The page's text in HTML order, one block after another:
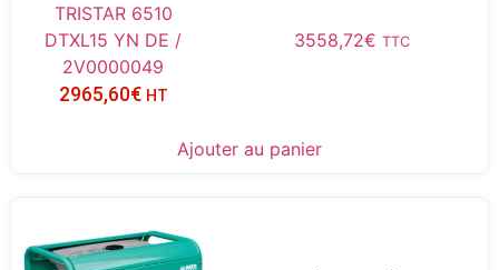
TRISTAR 6510
DTXL15 YN DE /
2V0000049
3558,72€ TTC
2965,60€ HT
Ajouter au panier